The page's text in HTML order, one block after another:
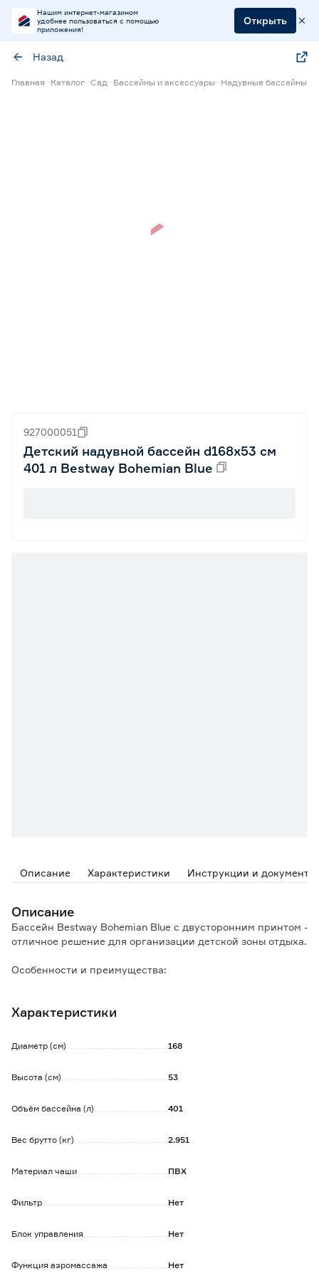
Нашим интернет-магазином
удобнее пользоваться с помощью
приложения!
Открыть
Назад
Главная Каталог Сад Бассейны и аксессуары Надувные бассейны
927000051
Детский надувной бассейн d168х53 см
401 л Bestway Bohemian Blue
Описание Характеристики Инструкции и документы
Описание
Бассейн Bestway Bohemian Blue с двусторонним принтом -
отличное решение для организации детской зоны отдыха.
Особенности и преимущества:
- широкие боковые стенки отлично держат форму;
- вода спускается с помощью сливного клапана.
Характеристики и комплектация могут быть изменены
Характеристики
Диаметр (см) 168
Высота (см) 53
Объём бассейна (л) 401
Вес брутто (кг) 2.951
Материал чаши ПВХ
Фильтр Нет
Блок управления Нет
Функция аэромассажа Нет